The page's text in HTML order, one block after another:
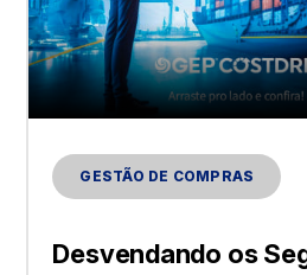
GESTÃO DE COMPRAS
Desvendando os